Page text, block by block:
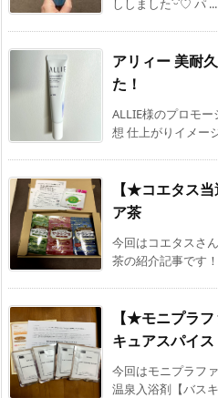
ししました˙ᵕ˙♡ パ ...
アリィー 美耐
た！
ALLIE様のプロモ
想 仕上がりイメー
【★コエタス
ア茶
今回はコエタスさ
茶の紹介記事です！
【★モニプラ
キュアスパイス
今回はモニプラフ
温泉入浴剤【バス